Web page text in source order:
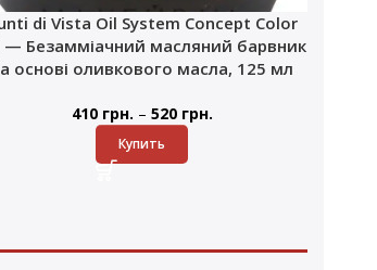
di Vista Oil System Concept Color
— Безамміачний масляний барвник
основі оливкового масла, 125 мл
410 грн. – 520 грн.
Купить